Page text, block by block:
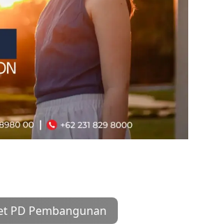
PD Pembangunan